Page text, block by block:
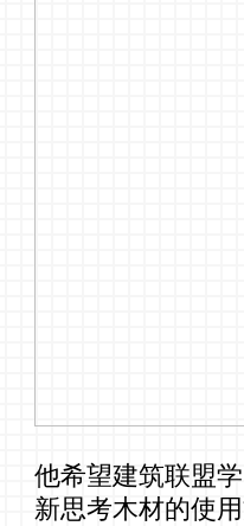
他希望建筑联盟
新思考木材的使